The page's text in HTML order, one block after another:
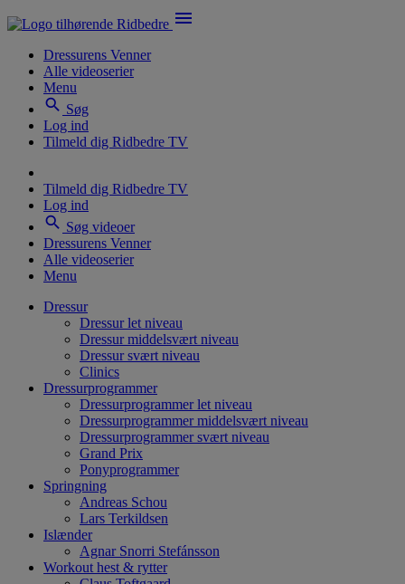
menu
Dressurens Venner
Alle videoserier
Menu
search Søg
Log ind
Tilmeld dig Ridbedre TV
Tilmeld dig Ridbedre TV
Log ind
search Søg videoer
Dressurens Venner
Alle videoserier
Menu
Dressur
Dressur let niveau
Dressur middelsvært niveau
Dressur svært niveau
Clinics
Dressurprogrammer
Dressurprogrammer let niveau
Dressurprogrammer middelsvært niveau
Dressurprogrammer svært niveau
Grand Prix
Ponyprogrammer
Springning
Andreas Schou
Lars Terkildsen
Islænder
Agnar Snorri Stefánsson
Workout hest & rytter